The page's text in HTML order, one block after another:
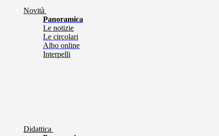
Novità
Panoramica
Le notizie
Le circolari
Albo online
Interpelli
Didattica